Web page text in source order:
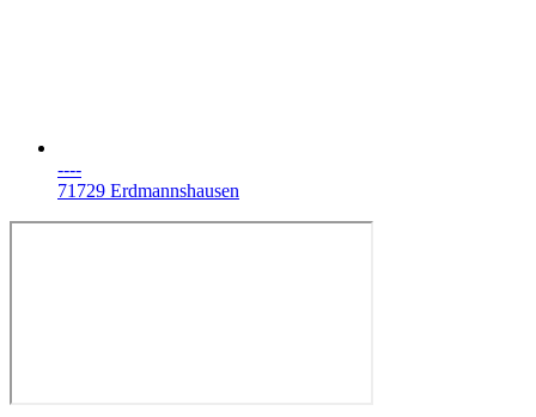
----
71729 Erdmannshausen